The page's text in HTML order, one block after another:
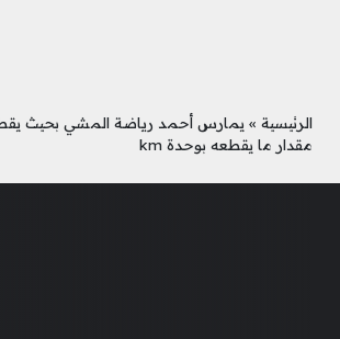
الرئيسية »
مقدار ما يقطعه بوحدة km